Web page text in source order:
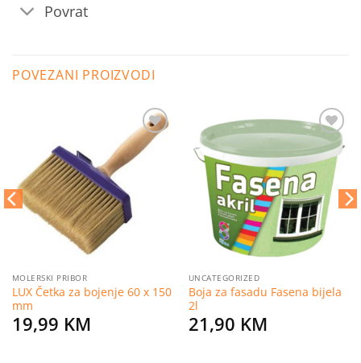
Povrat
POVEZANI PROIZVODI
Dodaj
MOLERSKI PRIBOR
LUX Četka za bojenje 60 x 150
mm
19,99 KM
Dodaj
na
listu
želja
UNCATEGORIZED
Boja za fasadu Fasena bijela
2l
21,90 KM